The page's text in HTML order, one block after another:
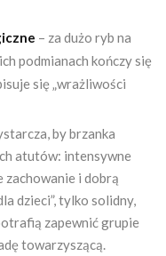
– za dużo ryb na
podmianach kończy się
się „wrażliwości
by brzanka
atutów: intensywne
zachowanie i dobrą
dzieci”, tylko solidny,
zapewnić grupie
towarzyszącą.